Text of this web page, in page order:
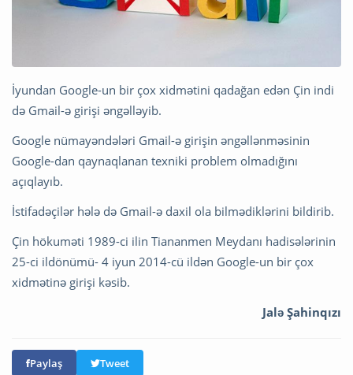
İyundan Google-un bir çox xidmətini qadağan edən Çin indi
də Gmail-ə girişi əngəlləyib.
Google nümayəndələri Gmail-ə girişin əngəllənməsinin
Google-dan qaynaqlanan texniki problem olmadığını
açıqlayıb.
İstifadəçilər hələ də Gmail-ə daxil ola bilmədiklərini bildirib.
Çin hökuməti 1989-ci ilin Tiananmen Meydanı hadisələrinin
25-ci ildönümü- 4 iyun 2014-cü ildən Google-un bir çox
xidmətinə girişi kəsib.
Jalə Şahinqızı
Paylaş Tweet